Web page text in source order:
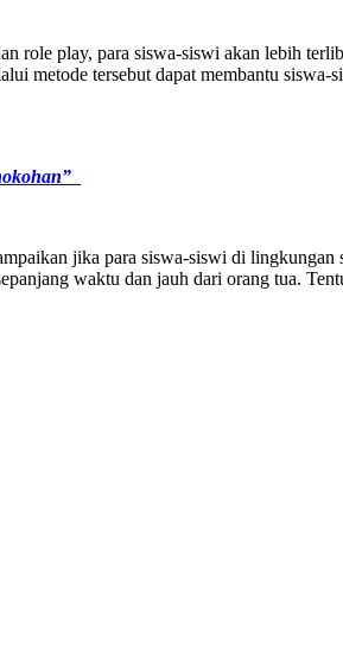
role play, para siswa-siswi akan lebih
metode tersebut dapat membantu
jika para siswa-siswi di
waktu dan jauh dari orang tua.